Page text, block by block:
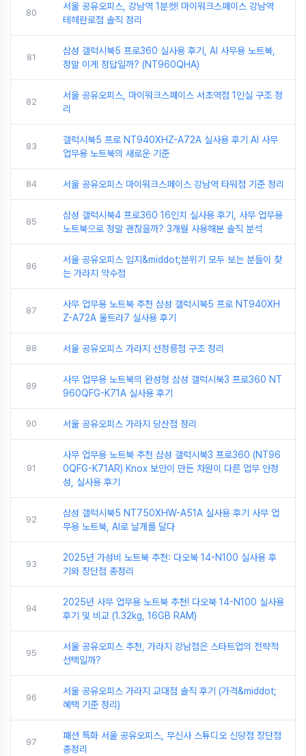
80
서울 공유오피스, 강남역 1분컷! 마이워크스페이스 강남역
테헤란로점 솔직 정리
81
삼성 갤럭시북5 프로360 실사용 후기, AI 사무용 노트북,
정말 이게 정답일까? (NT960QHA)
82
서울 공유오피스, 마이워크스페이스 서초역점 1인실 구조 정
리
83
갤럭시북5 프로 NT940XHZ-A72A 실사용 후기 AI 사무
업무용 노트북의 새로운 기준
84 서울 공유오피스 마이워크스페이스 강남역 타워점 기준 정리
85
삼성 갤럭시북4 프로360 16인치 실사용 후기, 사무 업무용
노트북으로 정말 괜찮을까? 3개월 사용해본 솔직 분석
86
서울 공유오피스 입지&middot;분위기 모두 보는 분들이 찾
는 가라지 약수점
87
사무 업무용 노트북 추천 삼성 갤럭시북5 프로 NT940XH
Z-A72A 울트라7 실사용 후기
88 서울 공유오피스 가라지 선정릉점 구조 정리
89
사무 업무용 노트북의 완성형 삼성 갤럭시북3 프로360 NT
960QFG-K71A 실사용 후기
90 서울 공유오피스 가라지 당산점 정리
91
사무 업무용 노트북 추천 삼성 갤럭시북3 프로360 (NT96
0QFG-K71AR) Knox 보안이 만든 차원이 다른 업무 안정
성, 실사용 후기
92
삼성 갤럭시북5 NT750XHW-A51A 실사용 후기 사무 업
무용 노트북, AI로 날개를 달다
93
2025년 가성비 노트북 추천: 다오북 14-N100 실사용 후
기와 장단점 총정리
94
2025년 사무 업무용 노트북 추천! 다오북 14-N100 실사용
후기 및 비교 (1.32kg, 16GB RAM)
95
서울 공유오피스 추천, 가라지 강남점은 스타트업의 전략적
선택일까?
96
서울 공유오피스 가라지 교대점 솔직 후기 (가격&middot;
혜택 기준 정리)
97
패션 특화 서울 공유오피스, 무신사 스튜디오 신당점 장단점
총정리